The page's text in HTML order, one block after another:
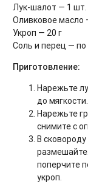
Лук-шалот — 1 шт.
Оливковое масло
Укроп — 20 г
Соль и перец — по
Приготовление:
Нарежьте
до мягкости.
Нарежьте
снимите с
В
поперчите
укроп.